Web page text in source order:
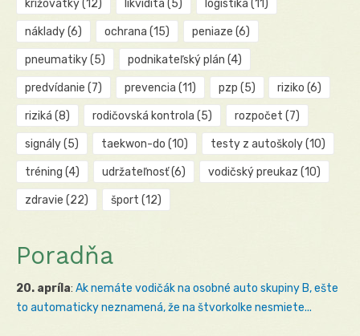
križovatky(12) likvidita (5) logistika (11)
náklady(6) ochrana (15) peniaze (6)
pneumatiky(5) podnikateľský plán (4)
predvídanie (7) prevencia (11) pzp (5) riziko (6)
riziká (8) rodičovská kontrola (5) rozpočet (7)
signály(5) taekwon-do (10) testy z autoškoly(10)
tréning (4) udržateľnosť(6) vodičský preukaz (10)
zdravie (22) šport (12)
Poradňa
20. apríla: Ak nemáte vodičák na osobné auto skupiny B, ešte
to automaticky neznamená, že na štvorkolke nesmiete...